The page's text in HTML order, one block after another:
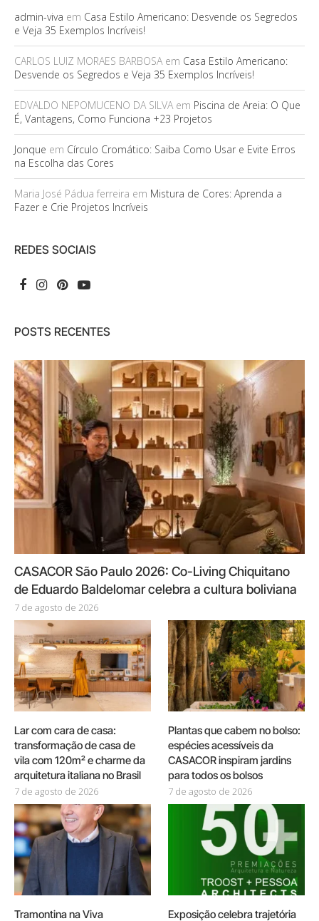
admin-viva em Casa Estilo Americano: Desvende os Segredos
e Veja 35 Exemplos Incríveis!
CARLOS LUIZ MORAES BARBOSAem Casa Estilo Americano:
Desvende os Segredos e Veja 35 Exemplos Incríveis!
EDVALDO NEPOMUCENO DA SILVAem Piscina de Areia: O Que
É, Vantagens, Como Funciona +23 Projetos
Jonque em Círculo Cromático: Saiba Como Usar e Evite Erros
na Escolha das Cores
Maria José Pádua ferreira em Mistura de Cores: Aprenda a
Fazer e Crie Projetos Incríveis
REDES SOCIAIS
POSTS RECENTES
CASACOR São Paulo 2026: Co-Living Chiquitano
de Eduardo Baldelomar celebra a cultura boliviana
7 de agosto de 2026
Lar com cara de casa:
transformação de casa de
vila com 120m² e charme da
arquitetura italiana no Brasil
7 de agosto de 2026
Plantas que cabem no bolso:
espécies acessíveis da
CASACOR inspiram jardins
para todos os bolsos
7 de agosto de 2026
Tramontina na Viva Exposição celebra trajetória